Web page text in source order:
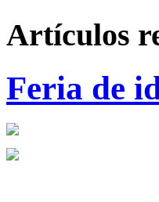
Artículos
Feria de